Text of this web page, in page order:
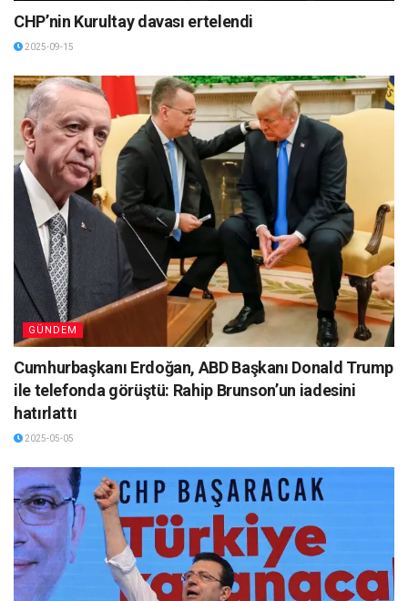
CHP’nin Kurultay davası ertelendi
2025-09-15
GÜNDEM
Cumhurbaşkanı Erdoğan, ABD Başkanı Donald Trump
ile telefonda görüştü: Rahip Brunson’un iadesini
hatırlattı
2025-05-05